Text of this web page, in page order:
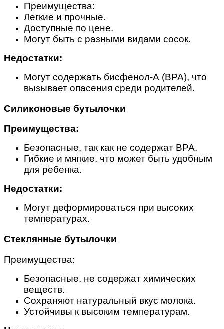
Преимущества:
Легкие и прочные.
Доступные по цене.
Могут быть с разными видами сосок.
Недостатки:
Могут содержать бисфенол-А (BPA), что
вызывает опасения среди родителей.
Силиконовые бутылочки
Преимущества:
Безопасные, так как не содержат BPA.
Гибкие и мягкие, что может быть удобным
для ребенка.
Недостатки:
Могут деформироваться при высоких
температурах.
Стеклянные бутылочки
Преимущества:
Безопасные, не содержат химических
веществ.
Сохраняют натуральный вкус молока.
Устойчивы к высоким температурам.